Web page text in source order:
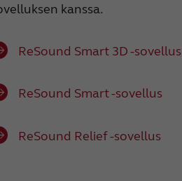
kanssa.
ReSound Smart 3D -sovellus
ReSound Smart -sovellus
ReSound Relief -sovellus